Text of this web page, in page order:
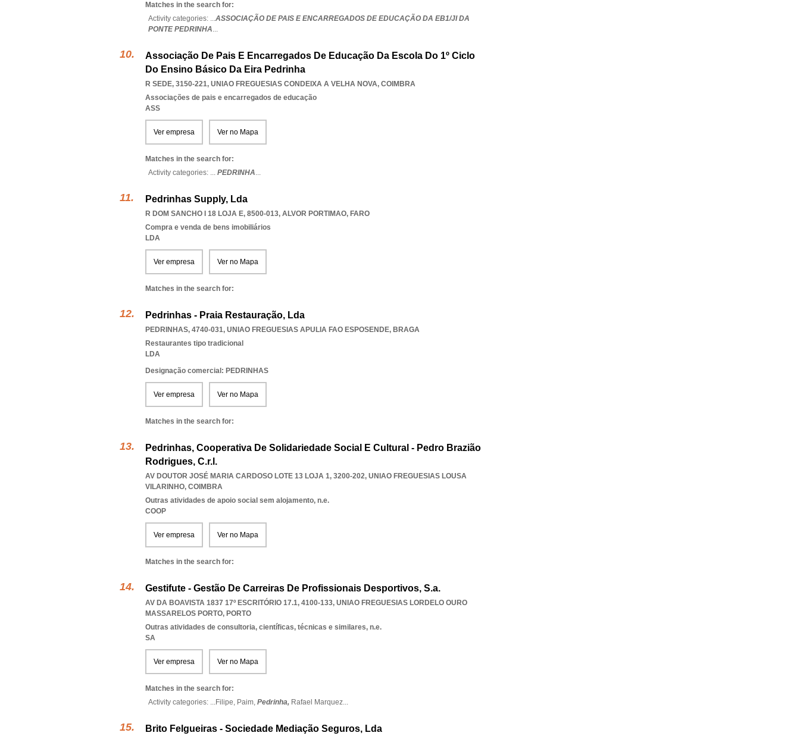
Matches in the search for:
Activity categories: ...ASSOCIAÇÃO DE PAIS E ENCARREGADOS DE EDUCAÇÃO DA EB1/JI DA
PONTE PEDRINHA...
Associação De Pais E Encarregados De Educação Da Escola Do 1º Ciclo
Do Ensino Básico Da Eira Pedrinha
R SEDE, 3150-221, UNIAO FREGUESIAS CONDEIXA A VELHA NOVA, COIMBRA
Associações de pais e encarregados de educação
ASS
Ver empresa Ver no Mapa
Matches in the search for:
Activity categories: ... PEDRINHA...
Pedrinhas Supply, Lda
R DOM SANCHO I 18 LOJA E, 8500-013, ALVOR PORTIMAO, FARO
Compra e venda de bens imobiliários
LDA
Ver empresa Ver no Mapa
Matches in the search for:
Pedrinhas - Praia Restauração, Lda
PEDRINHAS, 4740-031, UNIAO FREGUESIAS APULIA FAO ESPOSENDE, BRAGA
Restaurantes tipo tradicional
LDA
Designação comercial: PEDRINHAS
Ver empresa Ver no Mapa
Matches in the search for:
Pedrinhas, Cooperativa De Solidariedade Social E Cultural - Pedro Brazião
Rodrigues, C.r.l.
AV DOUTOR JOSÉ MARIA CARDOSO LOTE 13 LOJA 1, 3200-202, UNIAO FREGUESIAS LOUSA
VILARINHO, COIMBRA
Outras atividades de apoio social sem alojamento, n.e.
COOP
Ver empresa Ver no Mapa
Matches in the search for:
Gestifute - Gestão De Carreiras De Profissionais Desportivos, S.a.
AV DA BOAVISTA 1837 17º ESCRITÓRIO 17.1, 4100-133, UNIAO FREGUESIAS LORDELO OURO
MASSARELOS PORTO, PORTO
Outras atividades de consultoria, científicas, técnicas e similares, n.e.
SA
Ver empresa Ver no Mapa
Matches in the search for:
Activity categories: ...Filipe, Paim, Pedrinha, Rafael Marquez...
Brito Felgueiras - Sociedade Mediação Seguros, Lda